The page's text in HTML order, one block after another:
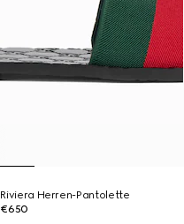
Riviera Herren-Pantolette
€650